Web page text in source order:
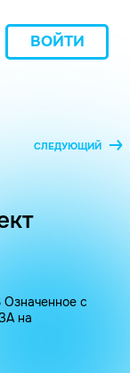
ВОЙТИ
СЛЕДУЮЩИЙ
с
на